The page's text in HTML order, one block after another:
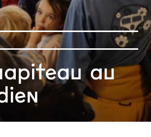
au
presse/prosRecrutement
Contactez-nous !